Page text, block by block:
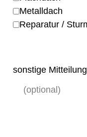
Metalldach
Reparatur /
sonstige Mitteilung